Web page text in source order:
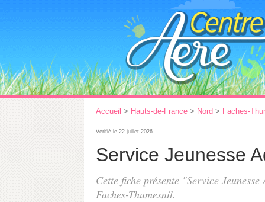
Accueil > Hauts-de-France > Nord > Faches-
Vérifié le 22 juillet 2026
Service Jeunesse
Cette fiche présente "Service
Faches-Thumesnil.